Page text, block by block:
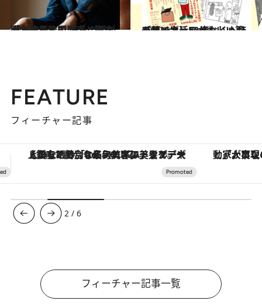
2019.8.30
「おっさんずラブ」脚本家・徳尾浩司 産みの親が明かす名作の原点とは？
カルチャー 2019.9.2
【マンガ】50代おしゃれデザイナーの 楽しくもほろ苦い生活～かわいい篇～
カルチャー
FEATURE
フィーチャー記事
「大事なのは地域の意識を変えること」。ロレックス賞受賞の自然保護活動家が実現させたナイジェリアの自然環境の復活
3 /6
フィーチャー記事一覧